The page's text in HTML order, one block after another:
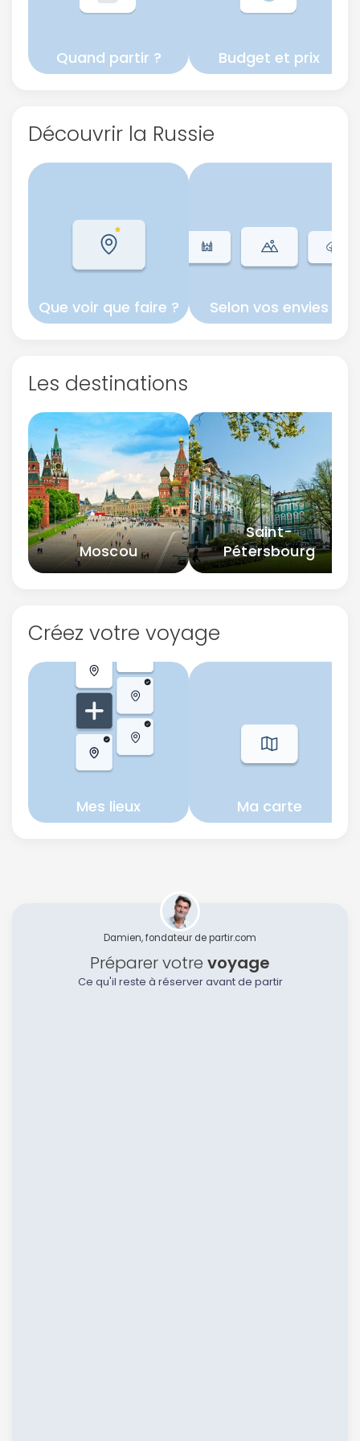
Quand partir ? Budget et prix
Découvrir la Russie
Que voir que faire ? Selon vos envies
Les destinations
Moscou
Saint-
Pétersbourg
Créez votre voyage
Mes lieux Ma carte
Damien, fondateur de partir.com
Préparer votre voyage
Ce qu'il reste à réserver avant de partir
Continuer avec Apple
confidentialité.